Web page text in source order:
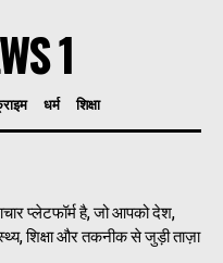
1
धर्म शिक्षा
प्लेटफॉर्म है, जो आपको देश,
शिक्षा और तकनीक से जुड़ी ताज़ा